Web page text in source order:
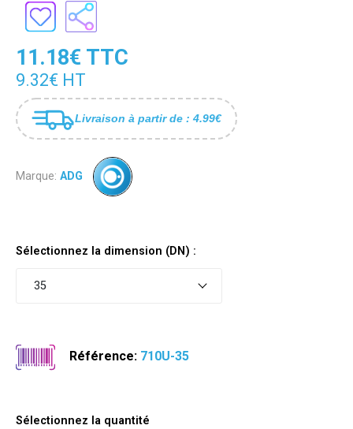
11.18€ TTC
9.32€ HT
Livraison à partir de : 4.99€
Marque: ADG
Sélectionnez la dimension (DN) :
35
Référence: 710U-35
Sélectionnez la quantité